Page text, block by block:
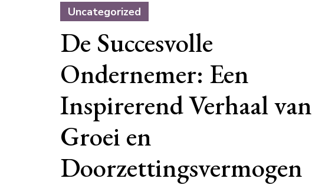
Uncategorized
De Succesvolle
Ondernemer: Een
Inspirerend Verhaal van
Groei en
Doorzettingsvermogen